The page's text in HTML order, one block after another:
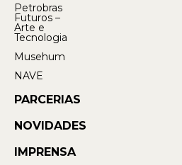
Petrobras
Futuros –
Arte e
Tecnologia
Musehum
NAVE
PARCERIAS
NOVIDADES
IMPRENSA